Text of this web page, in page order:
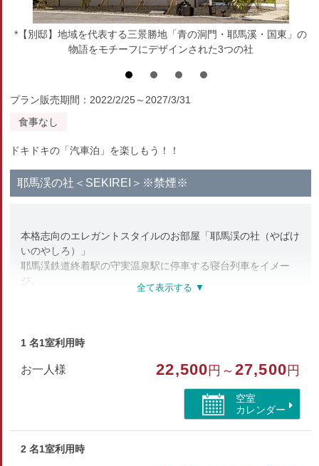
*【別邸】地域を代表する三景勝地「青の洞門・耶馬溪・国東」の
物語をモチーフにデザインされた3つの社
プラン販売期間：2022/2/25～2027/3/31
食事なし
ドキドキの「汽車泊」を楽しもう！！
耶馬渓の社＜SEKIREI＞※禁煙※
本格志向のエレガントスタイルのお部屋「耶馬渓の社（やばけ
いのやしろ）」
耶馬渓鉄道終着駅の守実温泉駅に停車する寝台列車をイメー
ジ。
床には「黄金の木」マホガニーのフローリング。気品ある上質
ノスタルジーを感じながら贅沢な時間の流れをお楽しみくださ
冷蔵庫/アメニティ/エアコン/ドライヤー/Free WiFi
1 名1室利用時
お一人様 22,500 円～27,500 円
空室
カレンダー
2 名1室利用時